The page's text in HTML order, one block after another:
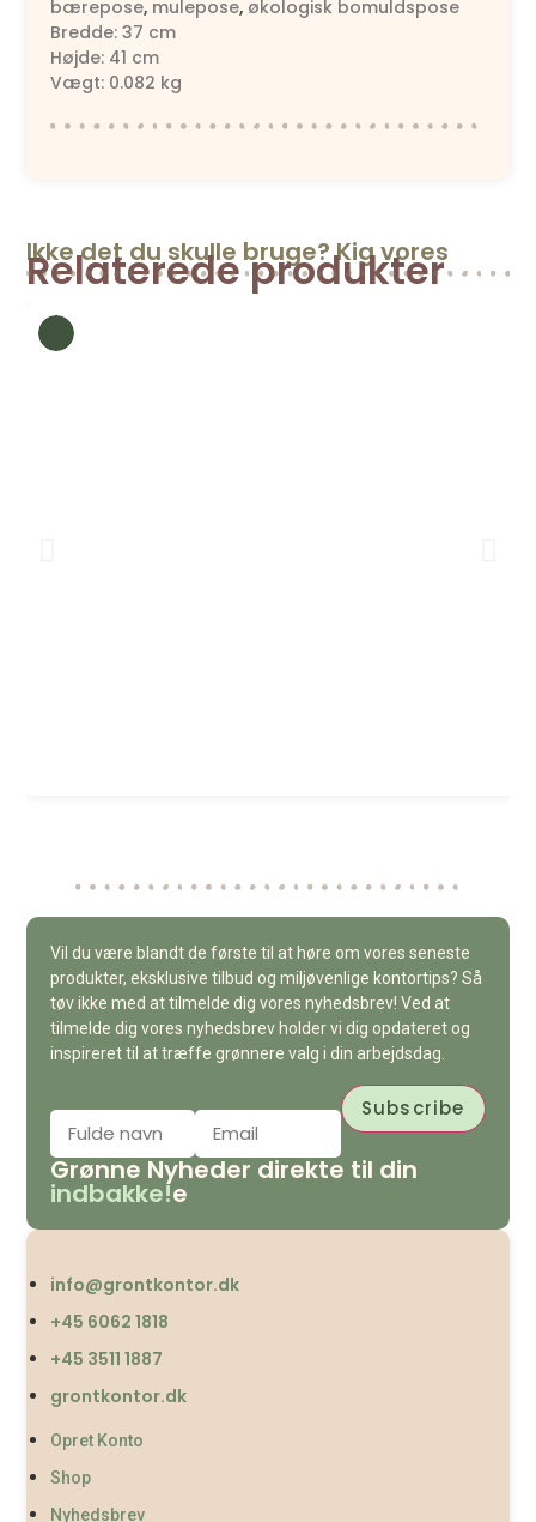
bærepose, mulepose, økologisk bomuldspose
Bredde: 37 cm
Højde: 41 cm
Vægt: 0.082 kg
Ikke det du skulle bruge? Kig vores
Relaterede produkter
Vil du være blandt de første til at høre om vores seneste
produkter, eksklusive tilbud og miljøvenlige kontortips? Så
tøv ikke med at tilmelde dig vores nyhedsbrev! Ved at
tilmelde dig vores nyhedsbrev holder vi dig opdateret og
inspireret til at træffe grønnere valg i din arbejdsdag.
Grønne Nyheder direkte til din
indbakke!e
info@grontkontor.dk
+45 6062 1818
+45 3511 1887
grontkontor.dk
Opret Konto
Shop
Nyhedsbrev